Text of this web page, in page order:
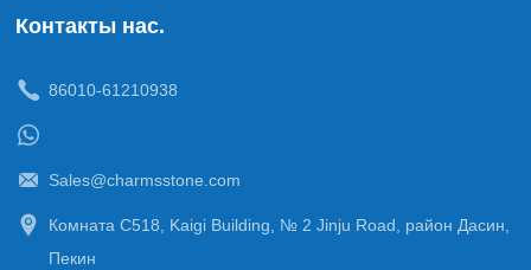
Контакты нас.
86010-61210938
Sales@charmsstone.com
Комната C518, Kaigi Building, № 2 Jinju Road, район Дасин,
Пекин